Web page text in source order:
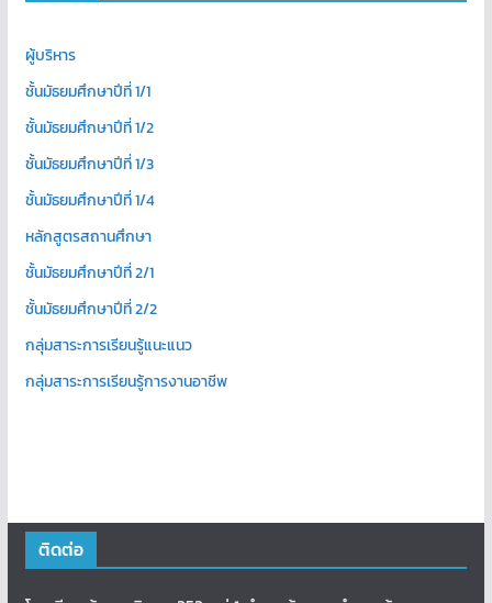
ผู้บริหาร
ชั้นมัธยมศึกษาปีที่ 1/1
ชั้นมัธยมศึกษาปีที่ 1/2
ชั้นมัธยมศึกษาปีที่ 1/3
ชั้นมัธยมศึกษาปีที่ 1/4
หลักสูตรสถานศึกษา
ชั้นมัธยมศึกษาปีที่ 2/1
ชั้นมัธยมศึกษาปีที่ 2/2
กลุ่มสาระการเรียนรู้แนะแนว
กลุ่มสาระการเรียนรู้การงานอาชีพ
ติดต่อ